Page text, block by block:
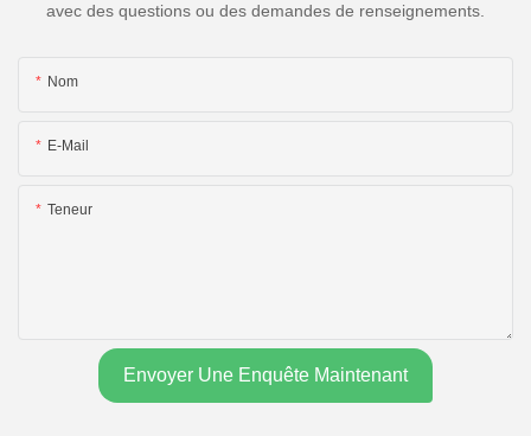
avec des questions ou des demandes de renseignements.
Nom
E-Mail
Teneur
Envoyer Une Enquête Maintenant